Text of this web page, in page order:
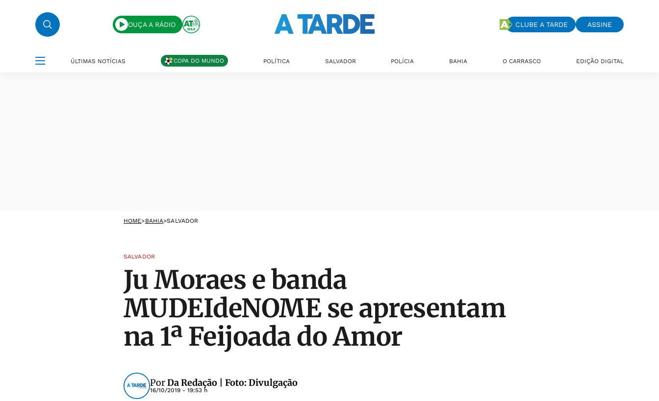
OUÇA A RÁDIO CLUBE A TARDE ASSINE
ÚLTIMAS NOTÍCIAS COPA DO MUNDO POLÍTICA SALVADOR POLÍCIA BAHIA O CARRASCO EDIÇÃO DIGITAL
HOME>BAHIA>SALVADOR
SALVADOR
Ju Moraes e banda
MUDEIdeNOME se apresentam
na 1ª Feijoada do Amor
PorDa Redação | Foto: Divulgação
16/10/2019 - 19:53 h